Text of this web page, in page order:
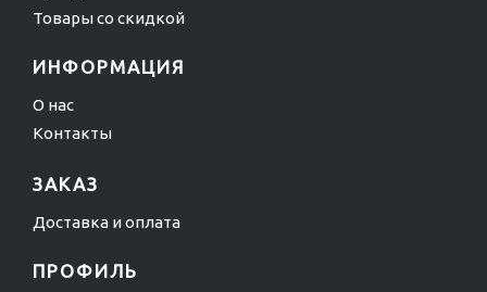
Товары со скидкой
ИНФОРМАЦИЯ
О нас
Контакты
ЗАКАЗ
Доставка и оплата
ПРОФИЛЬ